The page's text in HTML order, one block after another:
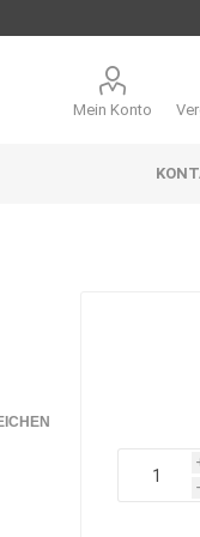
Mein Konto